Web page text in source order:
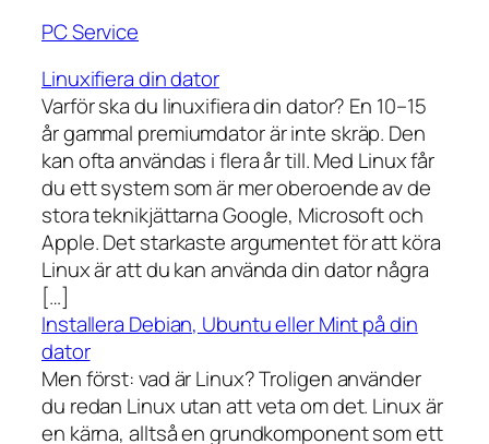
PC Service
Linuxifiera din dator
Varför ska du linuxifiera din dator? En 10–15
år gammal premiumdator är inte skräp. Den
kan ofta användas i flera år till. Med Linux får
du ett system som är mer oberoende av de
stora teknikjättarna Google, Microsoft och
Apple. Det starkaste argumentet för att köra
Linux är att du kan använda din dator några
[…]
Installera Debian, Ubuntu eller Mint på din
dator
Men först: vad är Linux? Troligen använder
du redan Linux utan att veta om det. Linux är
en kärna, alltså en grundkomponent som ett